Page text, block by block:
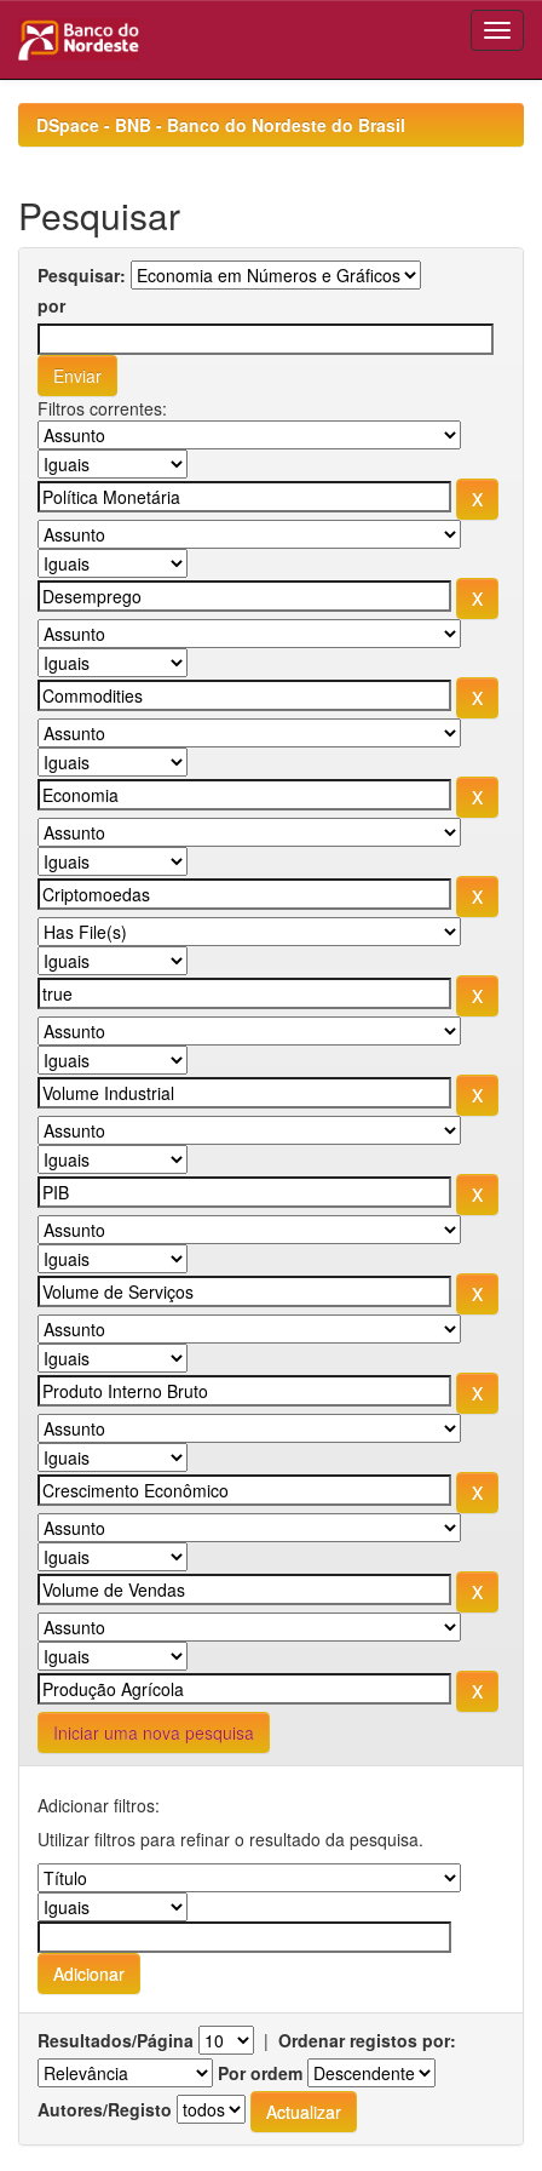
navigationDSpace - BNB - Banco do Nordeste do Brasil
Pesquisar
Pesquisar:
por
Filtros correntes:
Iniciar uma nova pesquisa
Adicionar filtros:
Utilizar filtros para refinar o resultado da pesquisa.
Resultados/Página | Ordenar registos por:
Por ordem
Autores/Registo